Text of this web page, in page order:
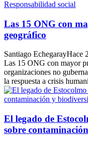
Responsabilidad social
Las 15 ONG con
geográfico
Santiago EchegarayHace
Las 15 ONG con mayor
organizaciones no
la respuesta a crisis
El legado de
sobre